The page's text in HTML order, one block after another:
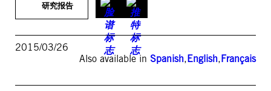
研究报告
2015/03/26
Also available in Spanish,English,Français